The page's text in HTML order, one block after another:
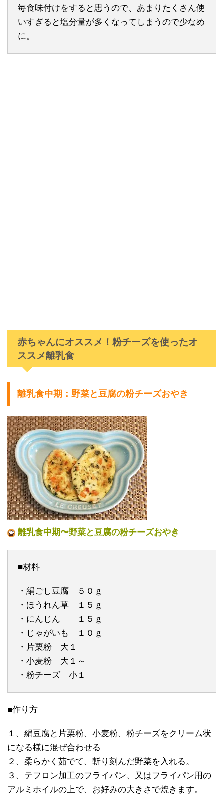
毎食味付けをすると思うので、あまりたくさん使
いすぎると塩分量が多くなってしまうので少なめ
に。
赤ちゃんにオススメ！粉チーズを使ったオ
ススメ離乳食
離乳食中期：野菜と豆腐の粉チーズおやき
離乳食中期〜野菜と豆腐の粉チーズおやき
■材料
・絹ごし豆腐 ５０ｇ
・ほうれん草 １５ｇ
・にんじん １５ｇ
・じゃがいも １０ｇ
・片栗粉 大１
・小麦粉 大１～
・粉チーズ 小１
■作り方
１、絹豆腐と片栗粉、小麦粉、粉チーズをクリーム状
になる様に混ぜ合わせる
２、柔らかく茹でて、斬り刻んだ野菜を入れる。
３、テフロン加工のフライパン、又はフライパン用の
アルミホイルの上で、お好みの大きさで焼きます。